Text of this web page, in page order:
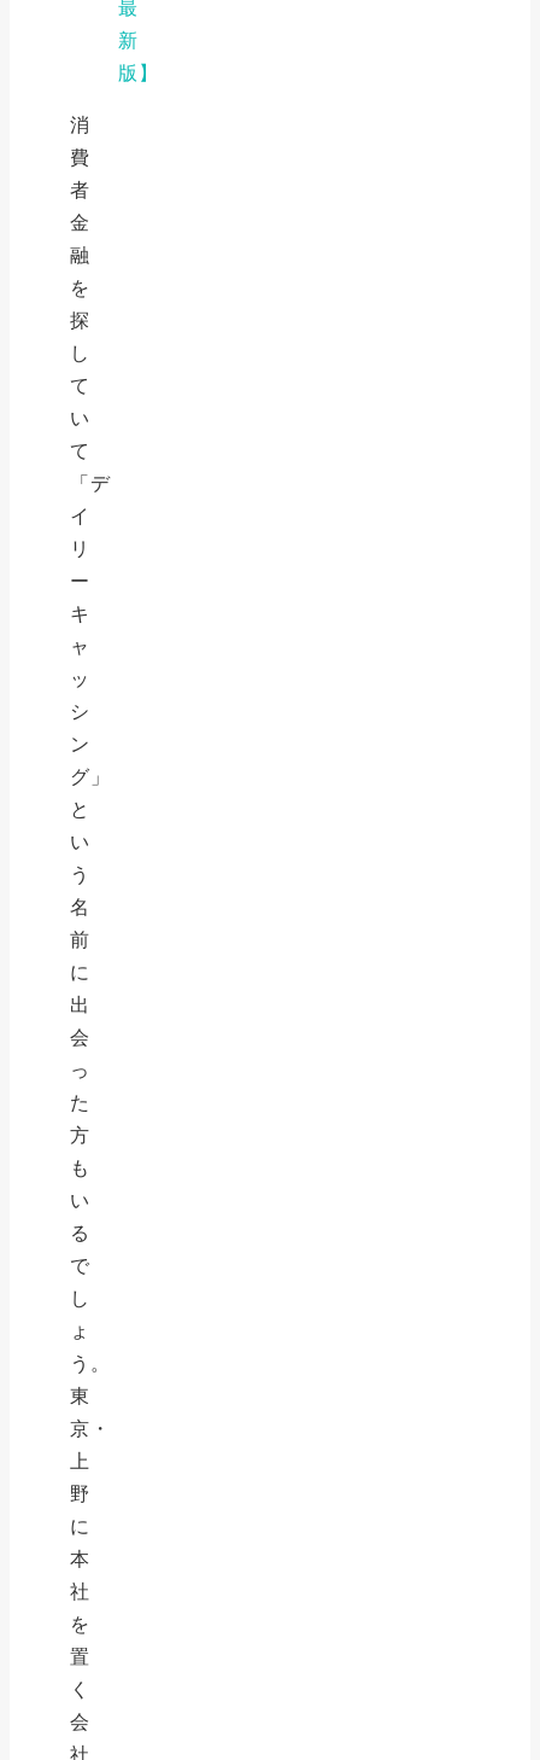
最
新
版】
消
費
者
金
融
を
探
し
て
い
て
「デ
イ
リ
ー
キ
ャ
ッ
シ
ン
グ」
と
い
う
名
前
に
出
会
っ
た
方
も
い
る
で
し
ょ
う。
東
京・
上
野
に
本
社
を
置
く
会
社